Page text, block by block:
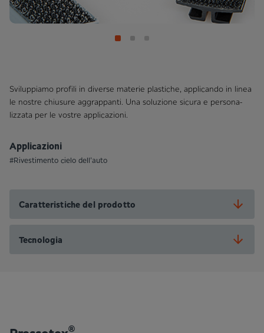
Svi­luppia­mo profili in diverse materie pla­sti­che, appli­can­do in linea
le nostre chiu­su­re aggrappan­ti. Una so­lu­zio­ne sicura e per­so­na­
lizza­ta per le vostre appli­ca­zio­ni.
Applicazioni
#Rivestimento cielo dell’auto
Caratteristiche del prodotto
Tecnologia
®